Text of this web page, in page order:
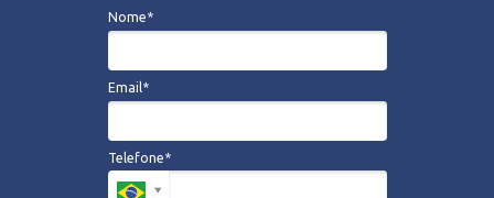
Nome*
Email*
Telefone*